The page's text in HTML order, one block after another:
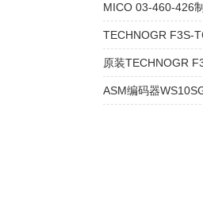
MICO 03-460-426
TECHNOGR F3S-
ASM编码器